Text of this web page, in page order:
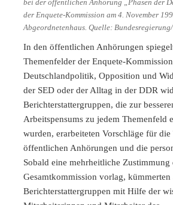
bei der öffentlichen Anhörung „Phasen der
der Enquete-Kommission am 4. November
Abgeordnetenhaus. Quelle:
In den öffentlichen Anhörungen
Themenfelder der Enquete-
Deutschlandpolitik, Opposition und
der SED oder der Alltag in der DDR
Berichterstattergruppen, die zur
Arbeitspensums zu jedem Themenfeld
wurden, erarbeiteten Vorschläge für die
öffentlichen Anhörungen und die
Sobald eine mehrheitliche Zustimmung
Gesamtkommission vorlag, kümmerten
Berichterstattergruppen mit Hilfe der